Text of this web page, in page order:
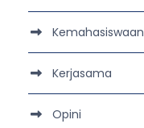
Kemahasiswaan
Kerjasama
Opini